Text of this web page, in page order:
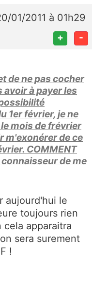
01/2011 à 01h29
+ -
de ne pas cocher
avoir à payer les
1er février, je ne
mois de frévrier
m'exonérer de ce
COMMENT
connaisseur de me
aujourd'hui le
toujours rien
apparaitra
sera surement
!